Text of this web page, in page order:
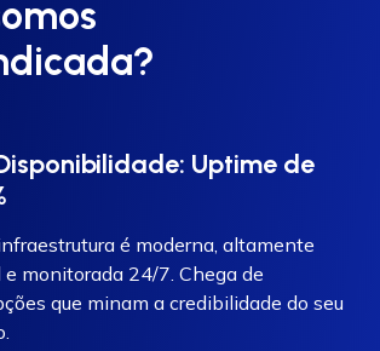
Uptime de
é moderna, altamente
monitorada 24/7. Chega de
que minam a credibilidade do seu